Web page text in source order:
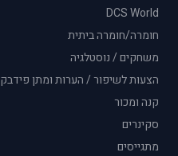
DCS World
חומרה/חומרה ביתית
משחקים / נוסטלגיה
הצעות לשיפור / הערות ומתן פידבק
קנה ומכור
סקינרים
מתגייסים